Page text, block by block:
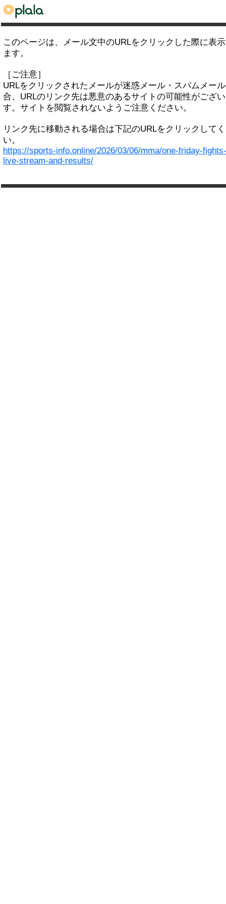
このページは、メール文中のURLをクリックした際に表
ます。
［ご注意］
URLをクリックされたメールが迷惑メール・スパムメー
合、URLのリンク先は悪意のあるサイトの可能性がござ
す。サイトを閲覧されないようご注意ください。
リンク先に移動される場合は下記のURLをクリックして
い。
https://sports-info.online/2026/03/06/mma/one-friday-
live-stream-and-results/